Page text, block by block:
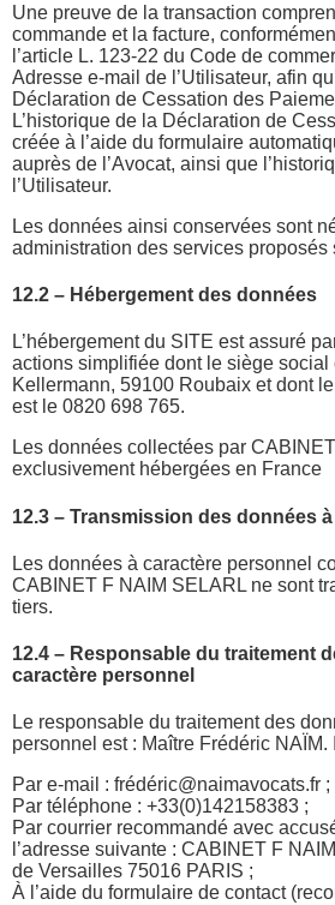
Une preuve de la transaction
commande et la facture,
l’article L. 123-22 du Code de
Adresse e-mail de l’Utilisateur, afin
Déclaration de Cessation des
L’historique de la Déclaration de
créée à l’aide du formulaire
auprès de l’Avocat, ainsi que
l’Utilisateur.
Les données ainsi conservées sont
administration des services proposés
12.2 – Hébergement des données
L’hébergement du SITE est assuré
actions simplifiée dont le siège social
Kellermann, 59100 Roubaix et dont
est le 0820 698 765.
Les données collectées par
exclusivement hébergées en France
12.3 – Transmission des données
Les données à caractère personnel
CABINET F NAIM SELARL ne sont
tiers.
12.4 – Responsable du traitement
caractère personnel
Le responsable du traitement des
personnel est : Maître Frédéric NAÏM.
Par e-mail : frédéric@naimavocats.fr ;
Par téléphone : +33(0)142158383 ;
Par courrier recommandé avec
l’adresse suivante : CABINET F
de Versailles 75016 PARIS ;
À l’aide du formulaire de contact